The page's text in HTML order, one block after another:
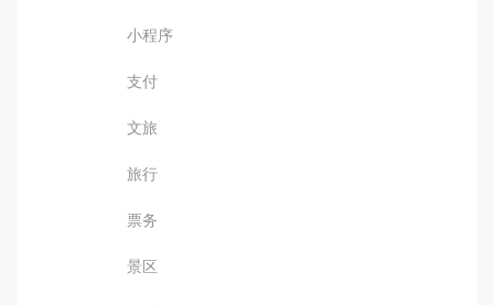
小程序
支付
文旅
旅行
票务
景区